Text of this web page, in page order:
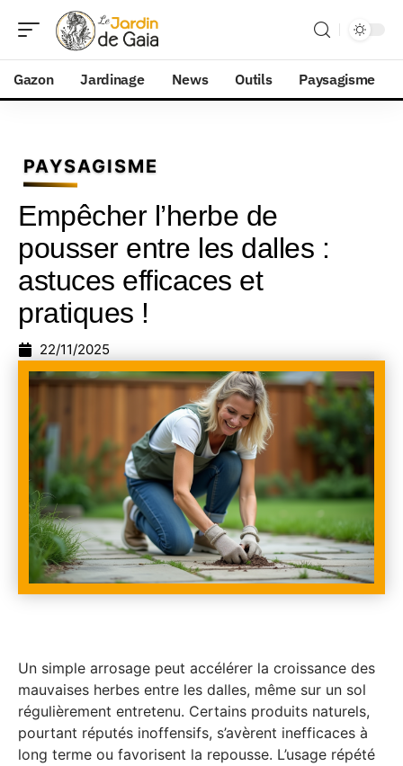
Gazon Jardinage News Outils Paysagisme
PAYSAGISME
Empêcher l’herbe de
pousser entre les dalles :
astuces efficaces et
pratiques !
22/11/2025
Un simple arrosage peut accélérer la croissance des
mauvaises herbes entre les dalles, même sur un sol
régulièrement entretenu. Certains produits naturels,
pourtant réputés inoffensifs, s’avèrent inefficaces à
long terme ou favorisent la repousse. L’usage répété